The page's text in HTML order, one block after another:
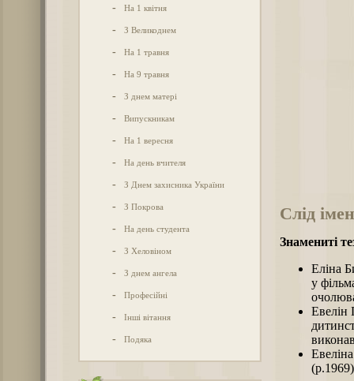
- На 1 квітня
- З Великоднем
- На 1 травня
- На 9 травня
- З днем матері
- Випускникам
- На 1 вересня
- На день вчителя
- З Днем захисника України
- З Покрова
- На день студента
- З Хеловіном
- З днем ангела
- Професійні
- Інші вітання
- Подяка
Слід
Знамениті
Еліна
у
Евелін
(р.1969)